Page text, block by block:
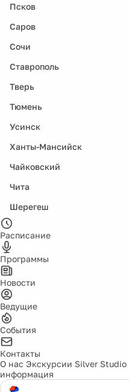
Псков
Саров
Сочи
Ставрополь
Тверь
Тюмень
Усинск
Ханты-Мансийск
Чайковский
Чита
Шерегеш
Расписание
Программы
Новости
Ведущие
События
Контакты
О нас Экскурсии Silver Studio
информация